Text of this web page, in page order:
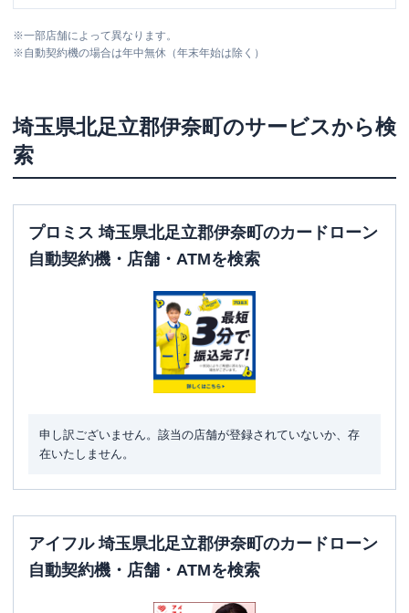
※一部店舗によって異なります。
※自動契約機の場合は年中無休（年末年始は除く）
埼玉県北足立郡伊奈町のサービスから検
索
プロミス 埼玉県北足立郡伊奈町のカードローン
自動契約機・店舗・ATMを検索
申し訳ございません。該当の店舗が登録されていないか、存
在いたしません。
アイフル 埼玉県北足立郡伊奈町のカードローン
自動契約機・店舗・ATMを検索